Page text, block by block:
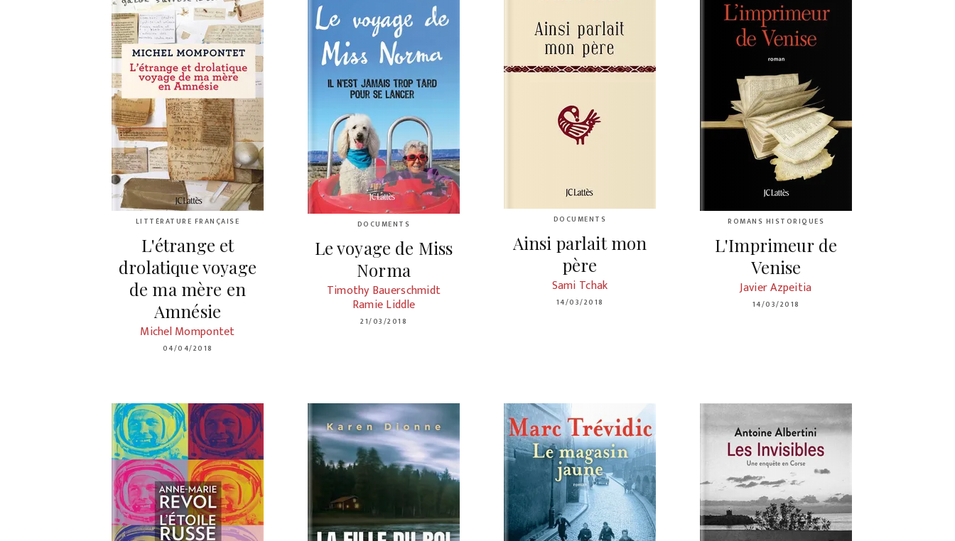
LITTÉRATURE FRANÇAISE
L'étrange et
drolatique voyage
de ma mère en
Amnésie
Michel Mompontet
04/04/2018
DOCUMENTS
Le voyage de Miss
Norma
Timothy Bauerschmidt
Ramie Liddle
21/03/2018
DOCUMENTS
Ainsi parlait mon
père
Sami Tchak
14/03/2018
ROMANS HISTORIQUES
L'Imprimeur de
Venise
Javier Azpeitia
14/03/2018